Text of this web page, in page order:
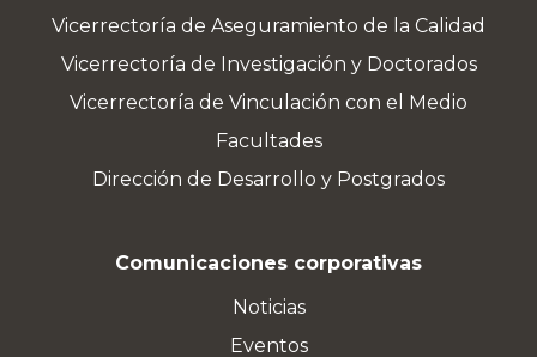
Vicerrectoría de Aseguramiento de la Calidad
Vicerrectoría de Investigación y Doctorados
Vicerrectoría de Vinculación con el Medio
Facultades
Dirección de Desarrollo y Postgrados
Comunicaciones corporativas
Noticias
Eventos